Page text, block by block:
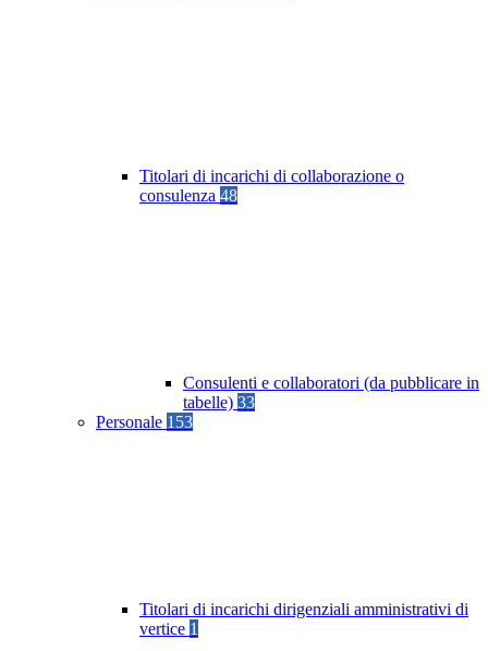
Titolari di incarichi di collaborazione o
consulenza 48
Consulenti e collaboratori (da pubblicare in
tabelle) 33
Personale 153
Titolari di incarichi dirigenziali amministrativi di
vertice 1